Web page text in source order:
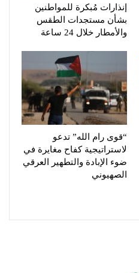
إنذارات مُبكرة للمواطنين
بشأن مستجدات الطقس
والأمطار خلال 24 ساعة
“قوى رام الله” تدعو
لاستراتيجية كفاح مغايرة في
ضوء الإبادة والتطهير العرقي
الصهيوني